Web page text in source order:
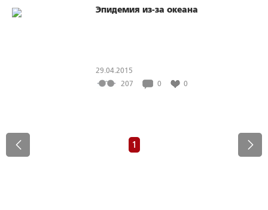
Эпидемия из-за океана
29.04.2015
207
0 0
1